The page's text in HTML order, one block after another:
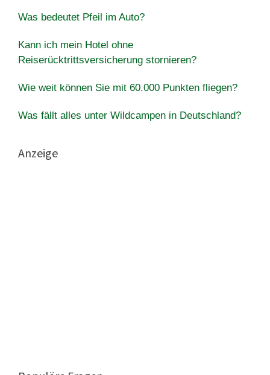
Was bedeutet Pfeil im Auto?
Kann ich mein Hotel ohne
Reiserücktrittsversicherung stornieren?
Wie weit können Sie mit 60.000 Punkten fliegen?
Was fällt alles unter Wildcampen in Deutschland?
Anzeige